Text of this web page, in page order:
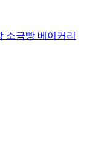
소금빵 베이커리